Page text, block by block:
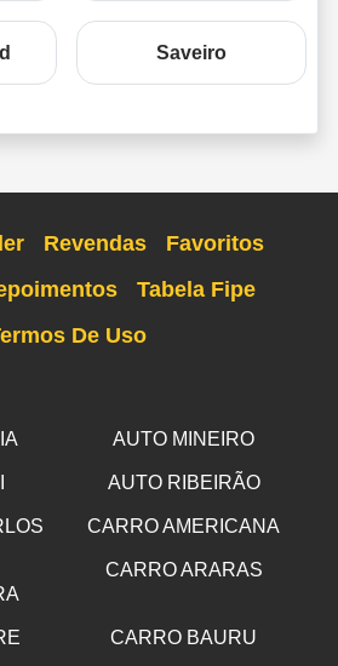
Saveiro
Revendas
Favoritos
Tabela Fipe
De Uso
AUTO MINEIRO
AUTO RIBEIRÃO
CARRO AMERICANA
CARRO ARARAS
CARRO BAURU